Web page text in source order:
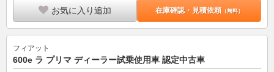
お気に入り追加 在庫確認・見積依頼（無料）
フィアット
600e ラ プリマ ディーラー試乗使用車 認定中古車